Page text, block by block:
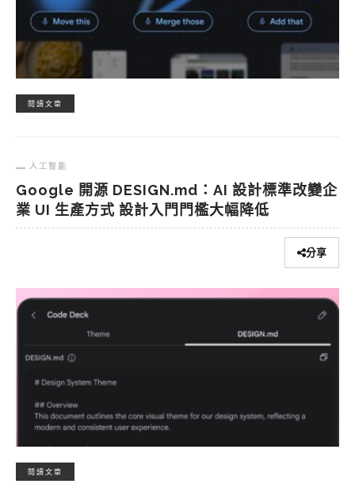
閱讀文章
人工智能
Google 開源 DESIGN.md：AI 設計標準改變企
業 UI 生產方式 設計入門門檻大幅降低
分享
閱讀文章